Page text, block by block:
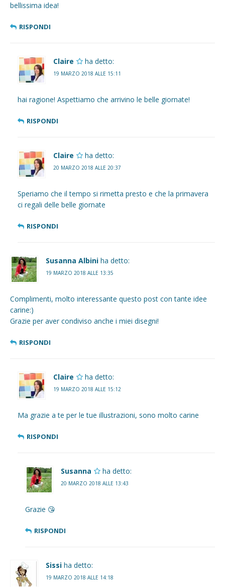
bellissima idea!
RISPONDI
Claire ha detto:
19 MARZO 2018 ALLE 15:11
hai ragione! Aspettiamo che arrivino le belle giornate!
RISPONDI
Claire ha detto:
20 MARZO 2018 ALLE 20:37
Speriamo che il tempo si rimetta presto e che la primavera
ci regali delle belle giornate
RISPONDI
Susanna Albini ha detto:
19 MARZO 2018 ALLE 13:35
Complimenti, molto interessante questo post con tante idee
carine:)
Grazie per aver condiviso anche i miei disegni!
RISPONDI
Claire ha detto:
19 MARZO 2018 ALLE 15:12
Ma grazie a te per le tue illustrazioni, sono molto carine
RISPONDI
Susanna ha detto:
20 MARZO 2018 ALLE 13:43
Grazie 😘
RISPONDI
Sissi ha detto:
19 MARZO 2018 ALLE 14:18